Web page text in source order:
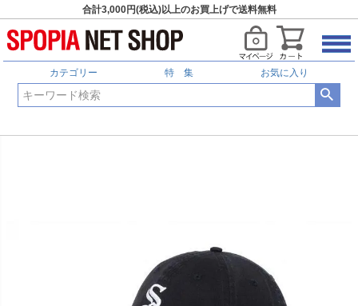
合計3,000円(税込)以上のお買上げで送料無料
カテゴリー 特 集 お気に入り